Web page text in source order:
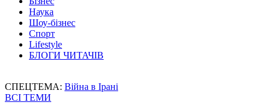
Наука
Шоу-бізнес
Спорт
Lifestyle
БЛОГИ ЧИТАЧІВ
СПЕЦТЕМА: Війна в Ірані
ВСІ ТЕМИ